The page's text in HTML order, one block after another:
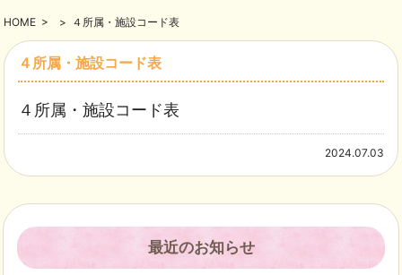
HOME > > ４所属・施設コード表
４所属・施設コード表
４所属・施設コード表
2024.07.03
最近のお知らせ